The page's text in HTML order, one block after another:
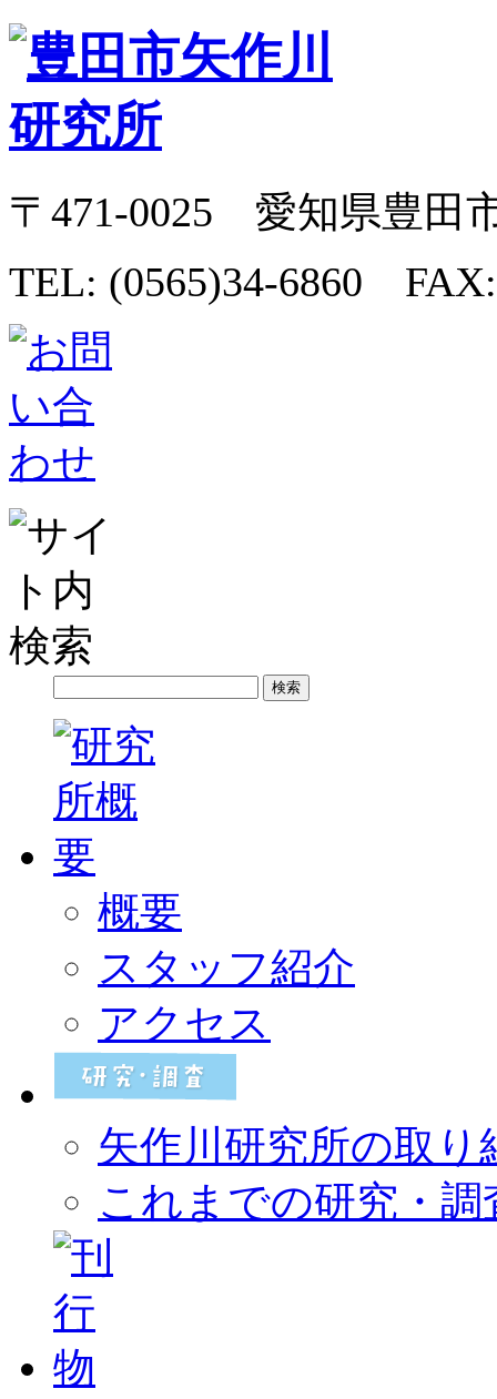
〒471-0025 愛知県豊田
TEL: (0565)34-6860 FAX:
概要
スタッフ紹介
アクセス
矢作川研究所の取り
これまでの研究・調